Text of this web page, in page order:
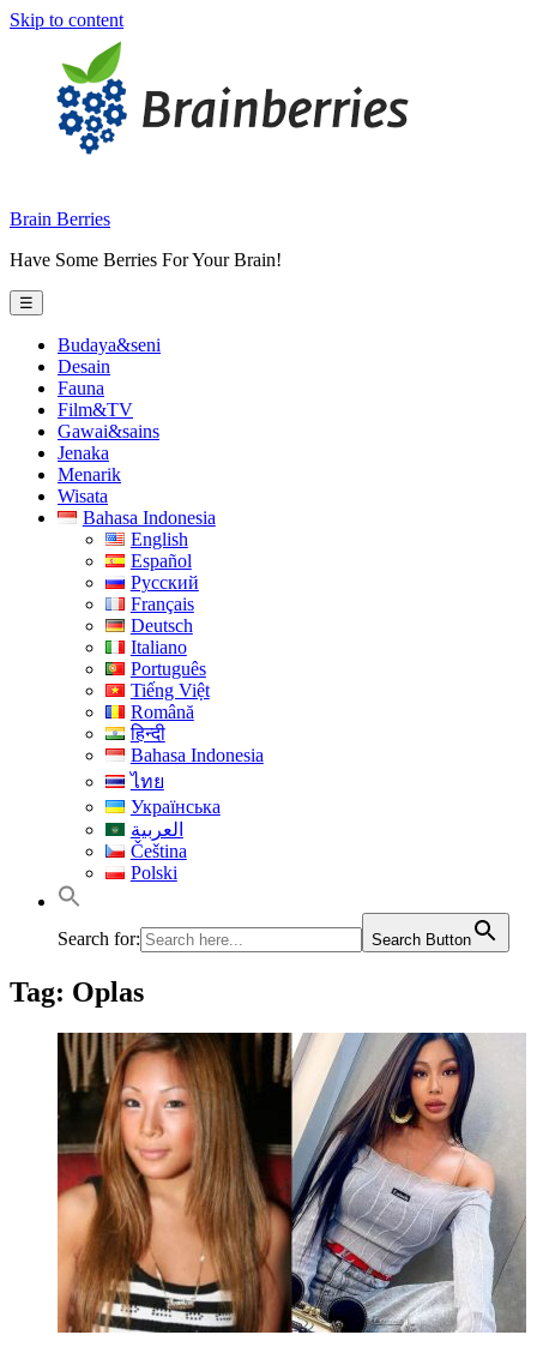
Skip to content
Brain Berries
Have Some Berries For Your Brain!
☰
Budaya&seni
Desain
Fauna
Film&TV
Gawai&sains
Jenaka
Menarik
Wisata
Bahasa Indonesia
English
Español
Русский
Français
Deutsch
Italiano
Português
Tiếng Việt
Română
हिन्दी
Bahasa Indonesia
ไทย
Українська
العربية
Čeština
Polski
Search for: Search Button
Tag: Oplas